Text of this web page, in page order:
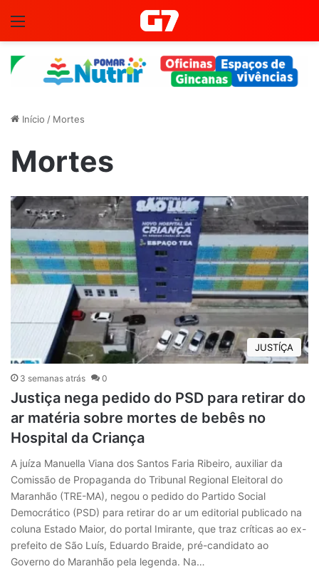
Início / Mortes
Mortes
JUSTÍÇA
3 semanas atrás 0
Justiça nega pedido do PSD para retirar do
ar matéria sobre mortes de bebês no
Hospital da Criança
A juíza Manuella Viana dos Santos Faria Ribeiro, auxiliar da
Comissão de Propaganda do Tribunal Regional Eleitoral do
Maranhão (TRE-MA), negou o pedido do Partido Social
Democrático (PSD) para retirar do ar um editorial publicado na
coluna Estado Maior, do portal Imirante, que traz críticas ao ex-
prefeito de São Luís, Eduardo Braide, pré-candidato ao
Governo do Maranhão pela legenda. Na…